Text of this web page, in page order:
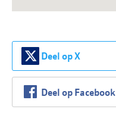
Deel op X
Deel op Facebook